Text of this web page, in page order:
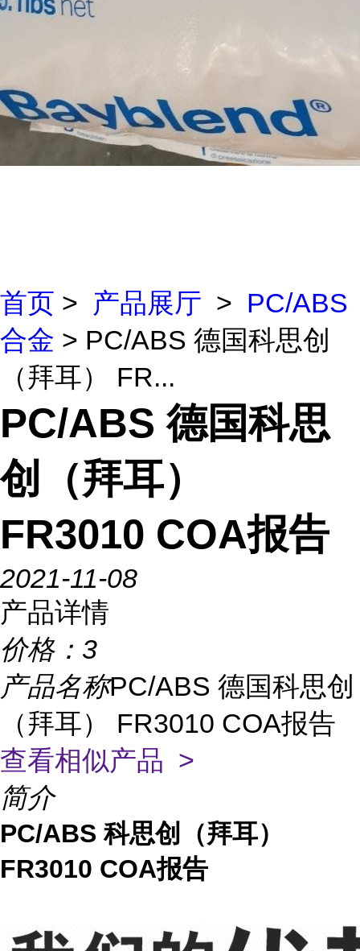
首页 > 产品展厅 > PC/ABS
合金 > PC/ABS 德国科思创
（拜耳） FR...
PC/ABS 德国科思
创（拜耳）
FR3010 COA报告
2021-11-08
产品详情
价格： 3
产品名称PC/ABS 德国科思创
（拜耳） FR3010 COA报告
查看相似产品 >
简介
PC/ABS 科思创（拜耳）
FR3010 COA报告